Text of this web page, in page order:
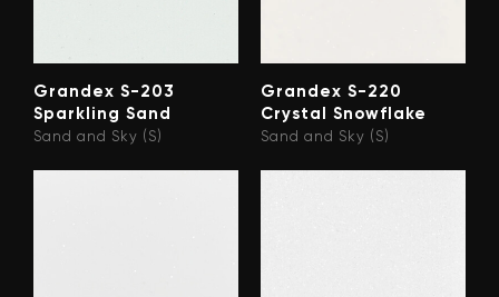
Grandex S-203
Sparkling Sand
Sand and Sky (S)
Grandex S-220
Crystal Snowflake
Sand and Sky (S)